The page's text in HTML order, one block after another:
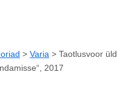
> Varia > Taotlusvoor
2017